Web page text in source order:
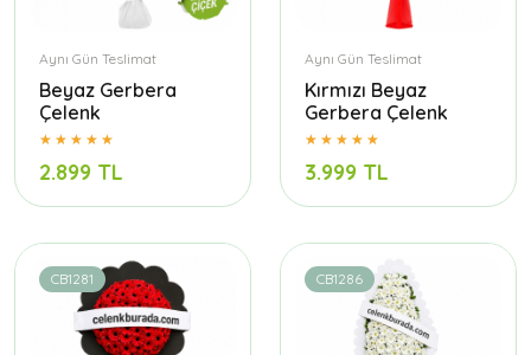
Aynı Gün Teslimat
Beyaz Gerbera
Çelenk
2.899 TL
Aynı Gün Teslimat
Kırmızı Beyaz
Gerbera Çelenk
3.999 TL
CB1281 CB1286